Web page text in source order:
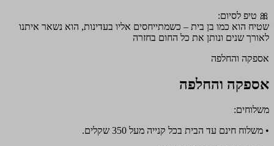
🎀 טיפ לסיום:
שטיח הוא כמו בן בית – כשמתייחסים אליו בעדינות, הוא נשאר איתנו
לאורך שנים ונותן את כל החום בחזרה
אספקה והחלפה
אספקה והחלפה
משלוחים:
• משלוח חינם עד הבית בכל קנייה מעל 350 שקלים.